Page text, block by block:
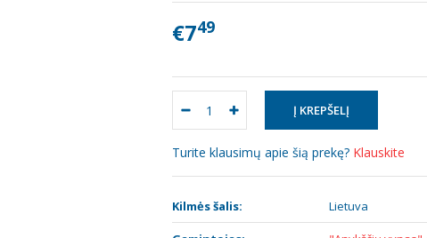
€749
Turite klausimų apie šią prekę? Klauskite
Kilmės šalis: Lietuva